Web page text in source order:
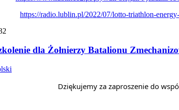
https://radio.lublin.pl/2022/07/lotto-triathlon-
dla Żołnierzy Batalionu
Dziękujemy za zaproszenie do